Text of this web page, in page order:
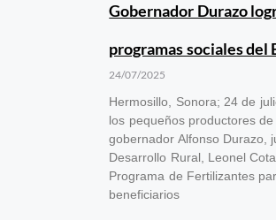
Gobernador Durazo
programas sociales del
24/07/2025
Hermosillo, Sonora; 24 de
los pequeños productores
gobernador Alfonso Durazo,
Desarrollo Rural, Leonel
Programa de Fertilizantes
beneficiarios